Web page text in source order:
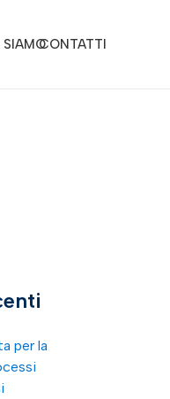
SIAMOCONTATTI
per la